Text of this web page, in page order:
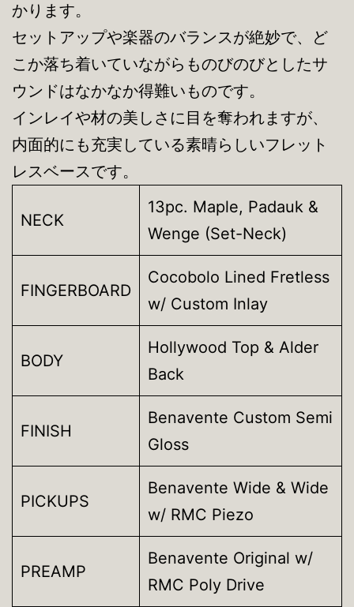
かります。
セットアップや楽器のバランスが絶妙で、ど
こか落ち着いていながらものびのびとしたサ
ウンドはなかなか得難いものです。
インレイや材の美しさに目を奪われますが、
内面的にも充実している素晴らしいフレット
レスベースです。
NECK
13pc. Maple, Padauk &
Wenge (Set-Neck)
FINGERBOARD
Cocobolo Lined Fretless
w/ Custom Inlay
BODY
Hollywood Top & Alder
Back
FINISH
Benavente Custom Semi
Gloss
PICKUPS
Benavente Wide & Wide
w/ RMC Piezo
PREAMP
Benavente Original w/
RMC Poly Drive